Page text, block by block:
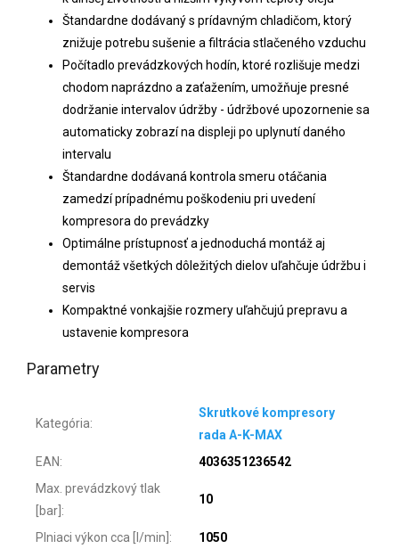
Štandardne dodávaný s prídavným chladičom, ktorý
znižuje potrebu sušenie a filtrácia stlačeného vzduchu
Počítadlo prevádzkových hodín, ktoré rozlišuje medzi
chodom naprázdno a zaťažením, umožňuje presné
dodržanie intervalov údržby - údržbové upozornenie sa
automaticky zobrazí na displeji po uplynutí daného
intervalu
Štandardne dodávaná kontrola smeru otáčania
zamedzí prípadnému poškodeniu pri uvedení
kompresora do prevádzky
Optimálne prístupnosť a jednoduchá montáž aj
demontáž všetkých dôležitých dielov uľahčuje údržbu i
servis
Kompaktné vonkajšie rozmery uľahčujú prepravu a
ustavenie kompresora
Parametry
Kategória:
Skrutkové kompresory
rada A-K-MAX
EAN:
4036351236542
Max. prevádzkový tlak
[bar] :
10
Plniaci výkon cca [l/min] :
1050